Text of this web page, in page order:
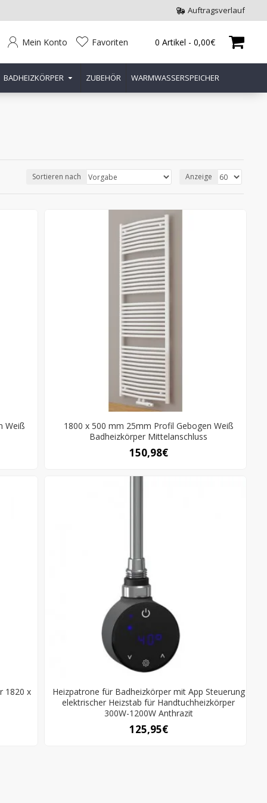
Auftragsverlauf
Mein Konto Favoriten 0 Artikel - 0,00€
BADHEIZKÖRPER ZUBEHÖR WARMWASSERSPEICHER
Sortieren nach Anzeige
Weiß
1800 x 500 mm 25mm Profil Gebogen Weiß
Badheizkörper Mittelanschluss
150,98€
1820 x
Heizpatrone für Badheizkörper mit App Steuerung
elektrischer Heizstab für Handtuchheizkörper
300W-1200W Anthrazit
125,95€